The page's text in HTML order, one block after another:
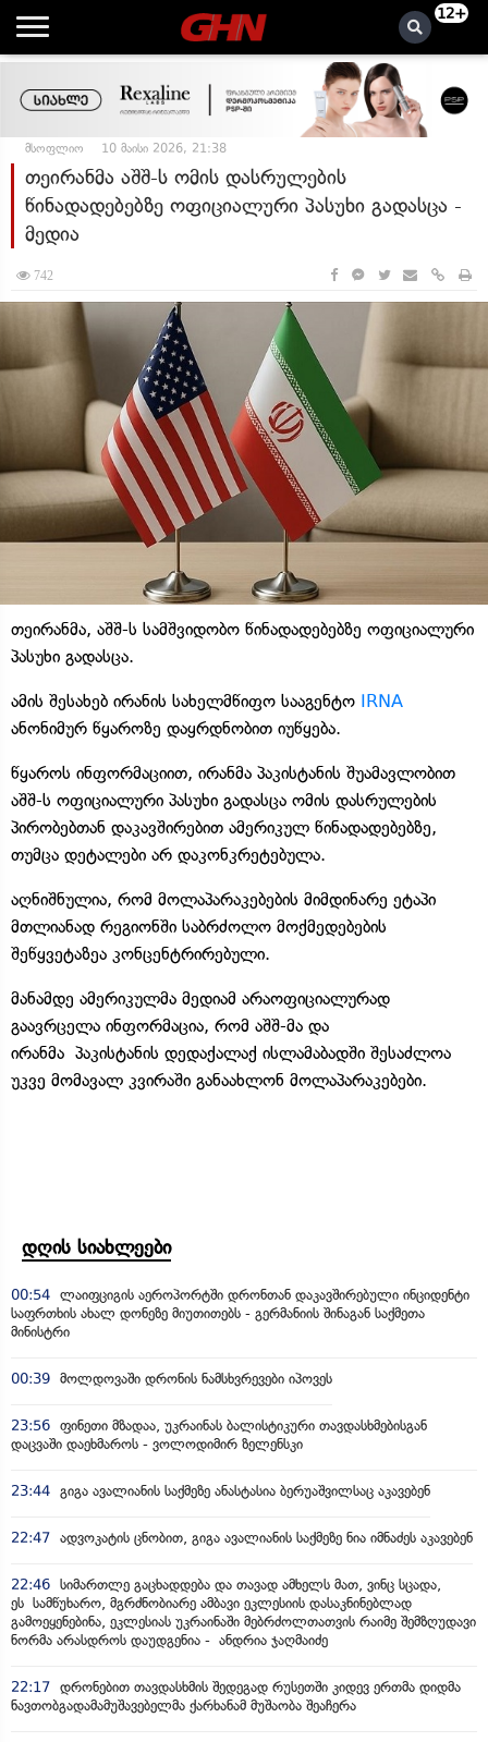
12+
მსოფლიო 10 მაისი 2026, 21:38
თეირანმა აშშ-ს ომის დასრულების
წინადადებებზე ოფიციალური პასუხი გადასცა -
მედია
742
თეირანმა, აშშ-ს სამშვიდობო წინადადებებზე ოფიციალური
პასუხი გადასცა.
ამის შესახებ ირანის სახელმწიფო სააგენტო IRNA
ანონიმურ წყაროზე დაყრდნობით იუწყება.
წყაროს ინფორმაციით, ირანმა პაკისტანის შუამავლობით
აშშ-ს ოფიციალური პასუხი გადასცა ომის დასრულების
პირობებთან დაკავშირებით ამერიკულ წინადადებებზე,
თუმცა დეტალები არ დაკონკრეტებულა.
აღნიშნულია, რომ მოლაპარაკებების მიმდინარე ეტაპი
მთლიანად რეგიონში საბრძოლო მოქმედებების
შეწყვეტაზეა კონცენტრირებული.
მანამდე ამერიკულმა მედიამ არაოფიციალურად
გაავრცელა ინფორმაცია, რომ აშშ-მა და
ირანმა პაკისტანის დედაქალაქ ისლამაბადში შესაძლოა
უკვე მომავალ კვირაში განაახლონ მოლაპარაკებები.
დღის სიახლეები
00:54 ლაიფციგის აეროპორტში დრონთან დაკავშირებული ინციდენტი
საფრთხის ახალ დონეზე მიუთითებს - გერმანიის შინაგან საქმეთა
მინისტრი
00:39 მოლდოვაში დრონის ნამსხვრევები იპოვეს
23:56 ფინეთი მზადაა, უკრაინას ბალისტიკური თავდასხმებისგან
დაცვაში დაეხმაროს - ვოლოდიმირ ზელენსკი
23:44 გიგა ავალიანის საქმეზე ანასტასია ბერუაშვილსაც აკავებენ
22:47 ადვოკატის ცნობით, გიგა ავალიანის საქმეზე ნია იმნაძეს აკავებენ
22:46 სიმართლე გაცხადდება და თავად ამხელს მათ, ვინც სცადა,
ეს სამწუხარო, მგრძნობიარე ამბავი ეკლესიის დასაკნინებლად
გამოეყენებინა, ეკლესიას უკრაინაში მებრძოლთათვის რაიმე შემზღუდავი
ნორმა არასდროს დაუდგენია - ანდრია ჯაღმაიძე
22:17 დრონებით თავდასხმის შედეგად რუსეთში კიდევ ერთმა დიდმა
ნავთობგადამამუშავებელმა ქარხანამ მუშაობა შეაჩერა